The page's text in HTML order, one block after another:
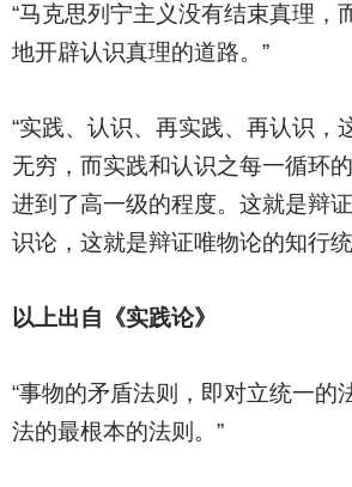
“马克思列宁主义没有结束真理，
地开辟认识真理的道路。”
“实践、认识、再实践、再认识，
无穷，而实践和认识之每一循环
进到了高一级的程度。这就是辩
识论，这就是辩证唯物论的知行
以上出自《实践论》
“事物的矛盾法则，即对立统一的
法的最根本的法则。”